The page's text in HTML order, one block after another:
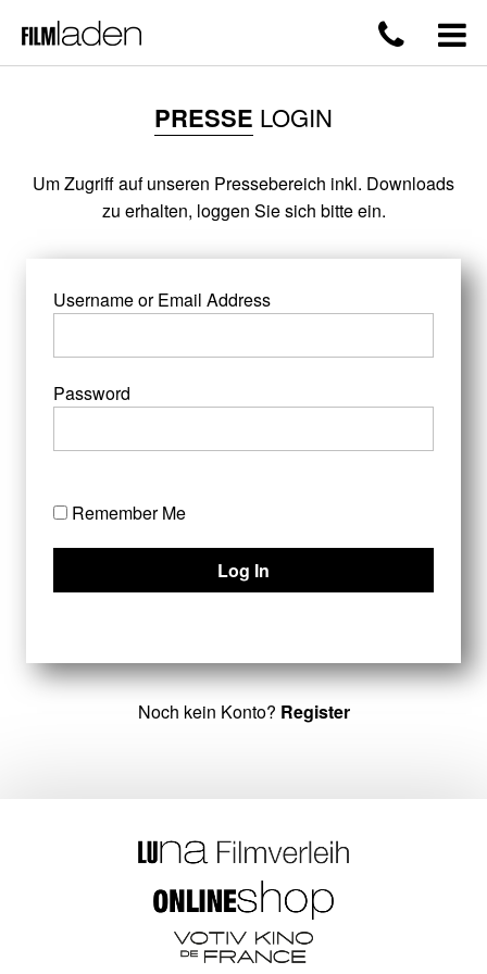
PRESSE LOGIN
Um Zugriff auf unseren Pressebereich inkl. Downloads
zu erhalten, loggen Sie sich bitte ein.
Username or Email Address
Password
Remember Me
Noch kein Konto? Register